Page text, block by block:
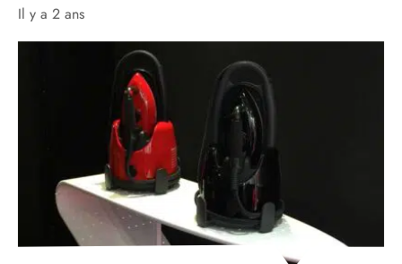
il y a 2 ans